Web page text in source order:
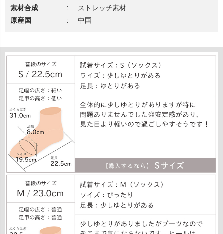
素材合成
:
ストレッチ素材
原産国
: 中国